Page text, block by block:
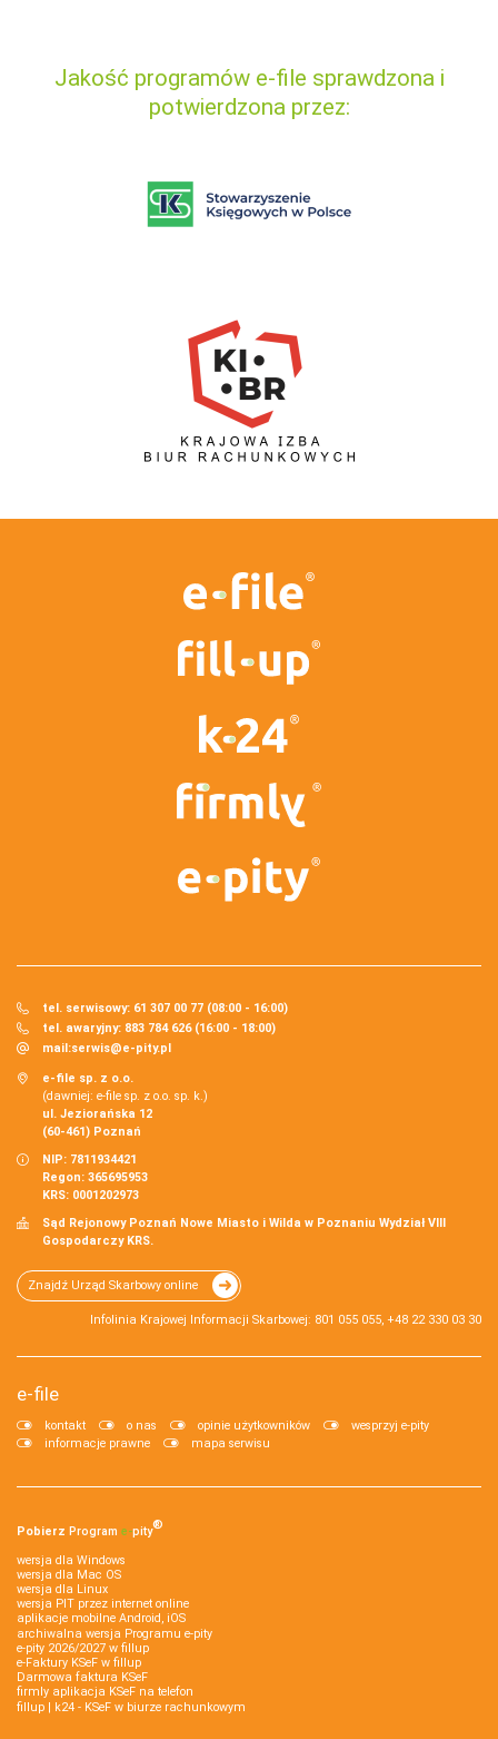
Jakość programów e-file sprawdzona i
potwierdzona przez:
tel. serwisowy: 61 307 00 77 (08:00 - 16:00)
tel. awaryjny: 883 784 626 (16:00 - 18:00)
mail:serwis@e-pity.pl
e-file sp. z o.o.
(dawniej: e-file sp. z o.o. sp. k.)
ul. Jeziorańska 12
(60-461) Poznań
NIP: 7811934421
Regon: 365695953
KRS: 0001202973
Sąd Rejonowy Poznań Nowe Miasto i Wilda w Poznaniu Wydział VIII
Gospodarczy KRS.
Znajdź Urząd Skarbowy online
Infolinia Krajowej Informacji Skarbowej: 801 055 055, +48 22 330 03 30
e-file
kontakt o nas opinie użytkowników
wesprzyj e-pity
informacje prawne
mapa serwisu
Pobierz Program e‑pity®
wersja dla Windows
wersja dla Mac OS
wersja dla Linux
wersja PIT przez internet online
aplikacje mobilne Android, iOS
archiwalna wersja Programu e-pity
e-pity 2026/2027 w fillup
e‑Faktury KSeF w fillup
Darmowa faktura KSeF
firmly aplikacja KSeF na telefon
fillup | k24 - KSeF w biurze rachunkowym